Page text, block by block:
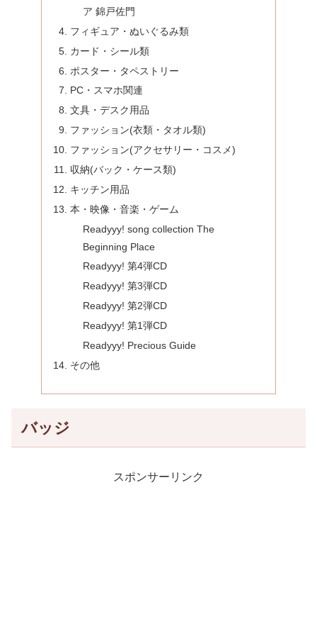
ア 錦戸佐門
フィギュア・ぬいぐるみ類
カード・シール類
ポスター・タペストリー
PC・スマホ関連
文具・デスク用品
ファッション(衣類・タオル類)
ファッション(アクセサリー・コスメ)
収納(バック・ケース類)
キッチン用品
本・映像・音楽・ゲーム
Readyyy! song collection The
Beginning Place
Readyyy! 第4弾CD
Readyyy! 第3弾CD
Readyyy! 第2弾CD
Readyyy! 第1弾CD
Readyyy! Precious Guide
その他
バッジ
スポンサーリンク